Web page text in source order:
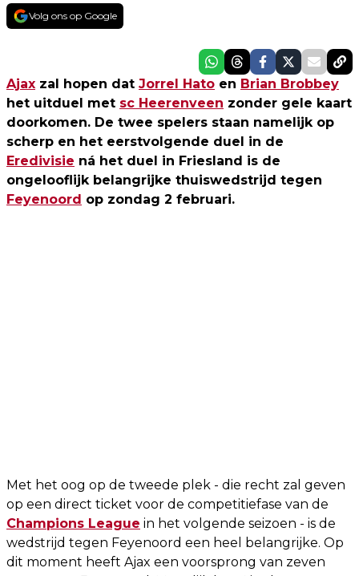
Volg ons op Google
Ajax zal hopen dat Jorrel Hato en Brian Brobbey
het uitduel met sc Heerenveen zonder gele kaart
doorkomen. De twee spelers staan namelijk op
scherp en het eerstvolgende duel in de
Eredivisie ná het duel in Friesland is de
ongelooflijk belangrijke thuiswedstrijd tegen
Feyenoord op zondag 2 februari.
Met het oog op de tweede plek - die recht zal geven
op een direct ticket voor de competitiefase van de
Champions League in het volgende seizoen - is de
wedstrijd tegen Feyenoord een heel belangrijke. Op
dit moment heeft Ajax een voorsprong van zeven